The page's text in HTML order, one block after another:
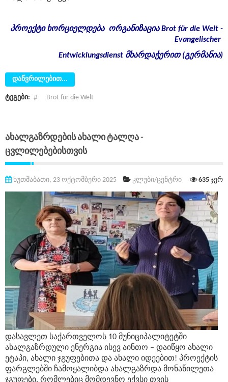
პროექტი ხორციელდება ორგანიზაციაBrot für die Welt -
Evangelischer
Entwicklungsdienst მხარდაჭერით(გერმანია)
დაწვრილებით...
ტეგები: Brot für die Welt
Ახალგაზრდების Ახალი Ტალღა -
Ცვლილებებისთვის
ხუთშაბათი, 23 ოქტომბერი 2025 კლუბი/ცენტრი 635 ჯერ
დასავლეთ საქართველოს 10 მუნიციპალიტეტში
ახალგაზრდული ენერგია ისევ აინთო – დაიწყო ახალი
ეტაპი, ახალი ჯგუფებითა და ახალი იდეებით! პროექტის
ფარგლებში ჩამოყალიბდა ახალგაზრდა მონაწილეთა
ჯგუფები, რომლებიც მომდევნო ექვსი თვის